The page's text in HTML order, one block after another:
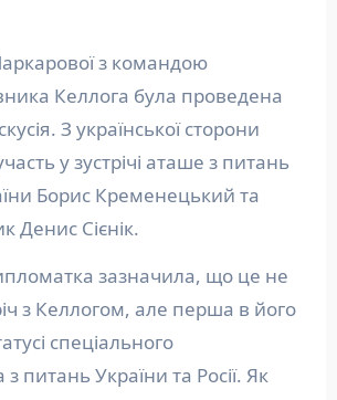
з командою
Келлога була проведена
З української сторони
у зустрічі аташе з питань
Борис Кременецький та
Денис Сієнік.
зазначила, що це не
з Келлогом, але перша в його
спеціального
питань України та Росії. Як